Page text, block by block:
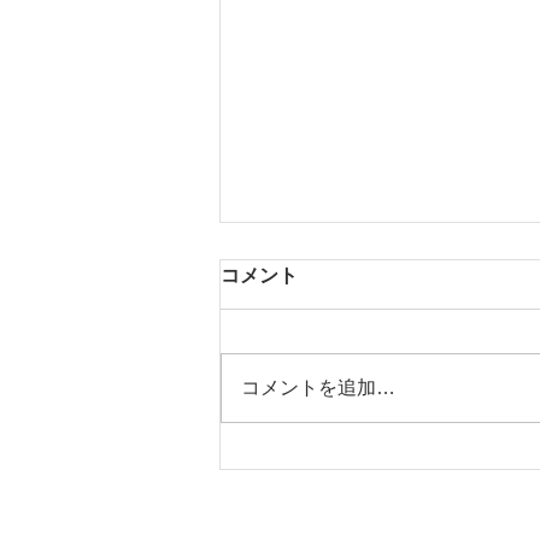
茶器展 VII
コメント
コメントを追加…